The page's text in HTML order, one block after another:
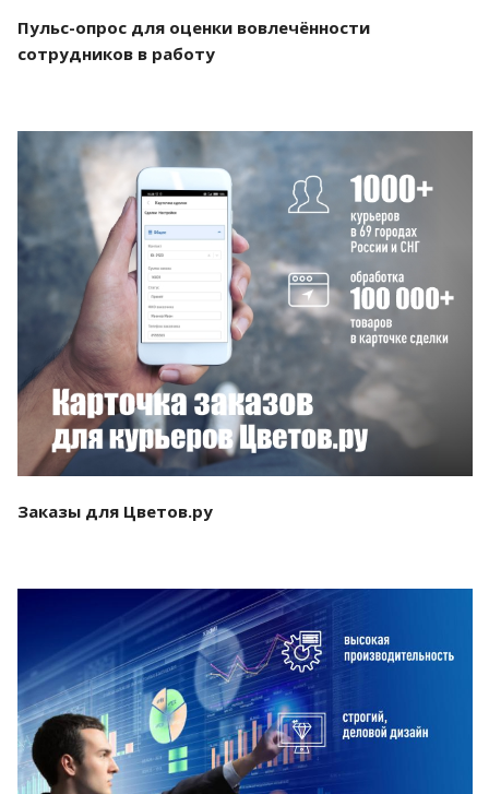
Пульс-опрос для оценки вовлечённости
сотрудников в работу
Смотреть проект
Заказы для Цветов.ру
Смотреть проект